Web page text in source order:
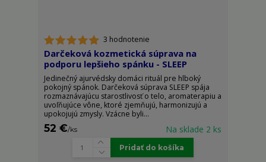
3 hodnotenie
Darčeková kozmetická súprava na
podporu lepšieho spánku - SLEEP
Jedinečný ajurvédsky domáci rituál pre hlboký
pokojný spánok. Darčeková súprava SLEEP spája
rozmaznávajúcu starostlivosť o telo, aromaterapiu a
uvoľňujúce vône, ktoré zjemňujú, harmonizujú a
upokojujú zmysly. Vzácne byli...
52 €/ks Na sklade 2 ks
Pridať do košíka